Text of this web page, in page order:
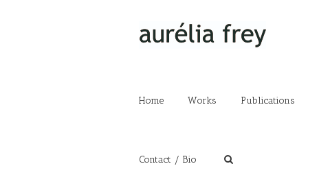
Home Works Publications
Contact / Bio